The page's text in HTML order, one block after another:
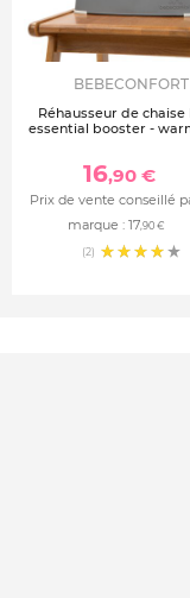
BEBECONFORT
Réhausseur de chaise
essential booster -
16,90 €
Prix de vente conseillé
marque : 17 ,90 €
(2)